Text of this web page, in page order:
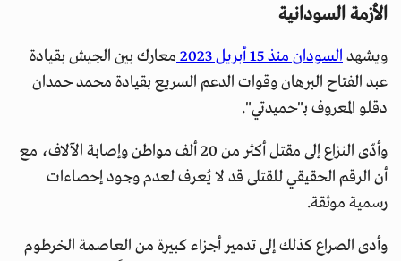
الأزمة السودانية
ويشهدالسودان منذ 15 أبريل 2023
معارك بين الجيش بقيادة
عبد الفتاح البرهان وقوات الدعم السريع بقيادة محمد حمدان
دقلو المعروف بـ"حميدتي".
وأدّى النزاع إلى مقتل أكثر من 20 ألف مواطن وإصابة الآلاف، مع
أن الرقم الحقيقي للقتلى قد لا يُعرف لعدم وجود إحصاءات
رسمية موثقة.
وأدى الصراع كذلك إلى تدمير أجزاء كبيرة من العاصمة الخرطوم